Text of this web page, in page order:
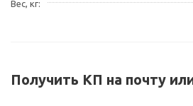
Вес, кг
Получить КП на почту